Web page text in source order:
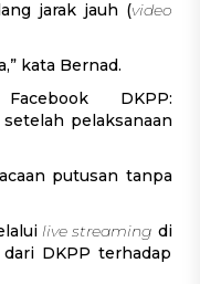
jarak jauh (video
kata Bernad.
DKPP:
pelaksanaan
putusan tanpa
live streaming di
DKPP terhadap